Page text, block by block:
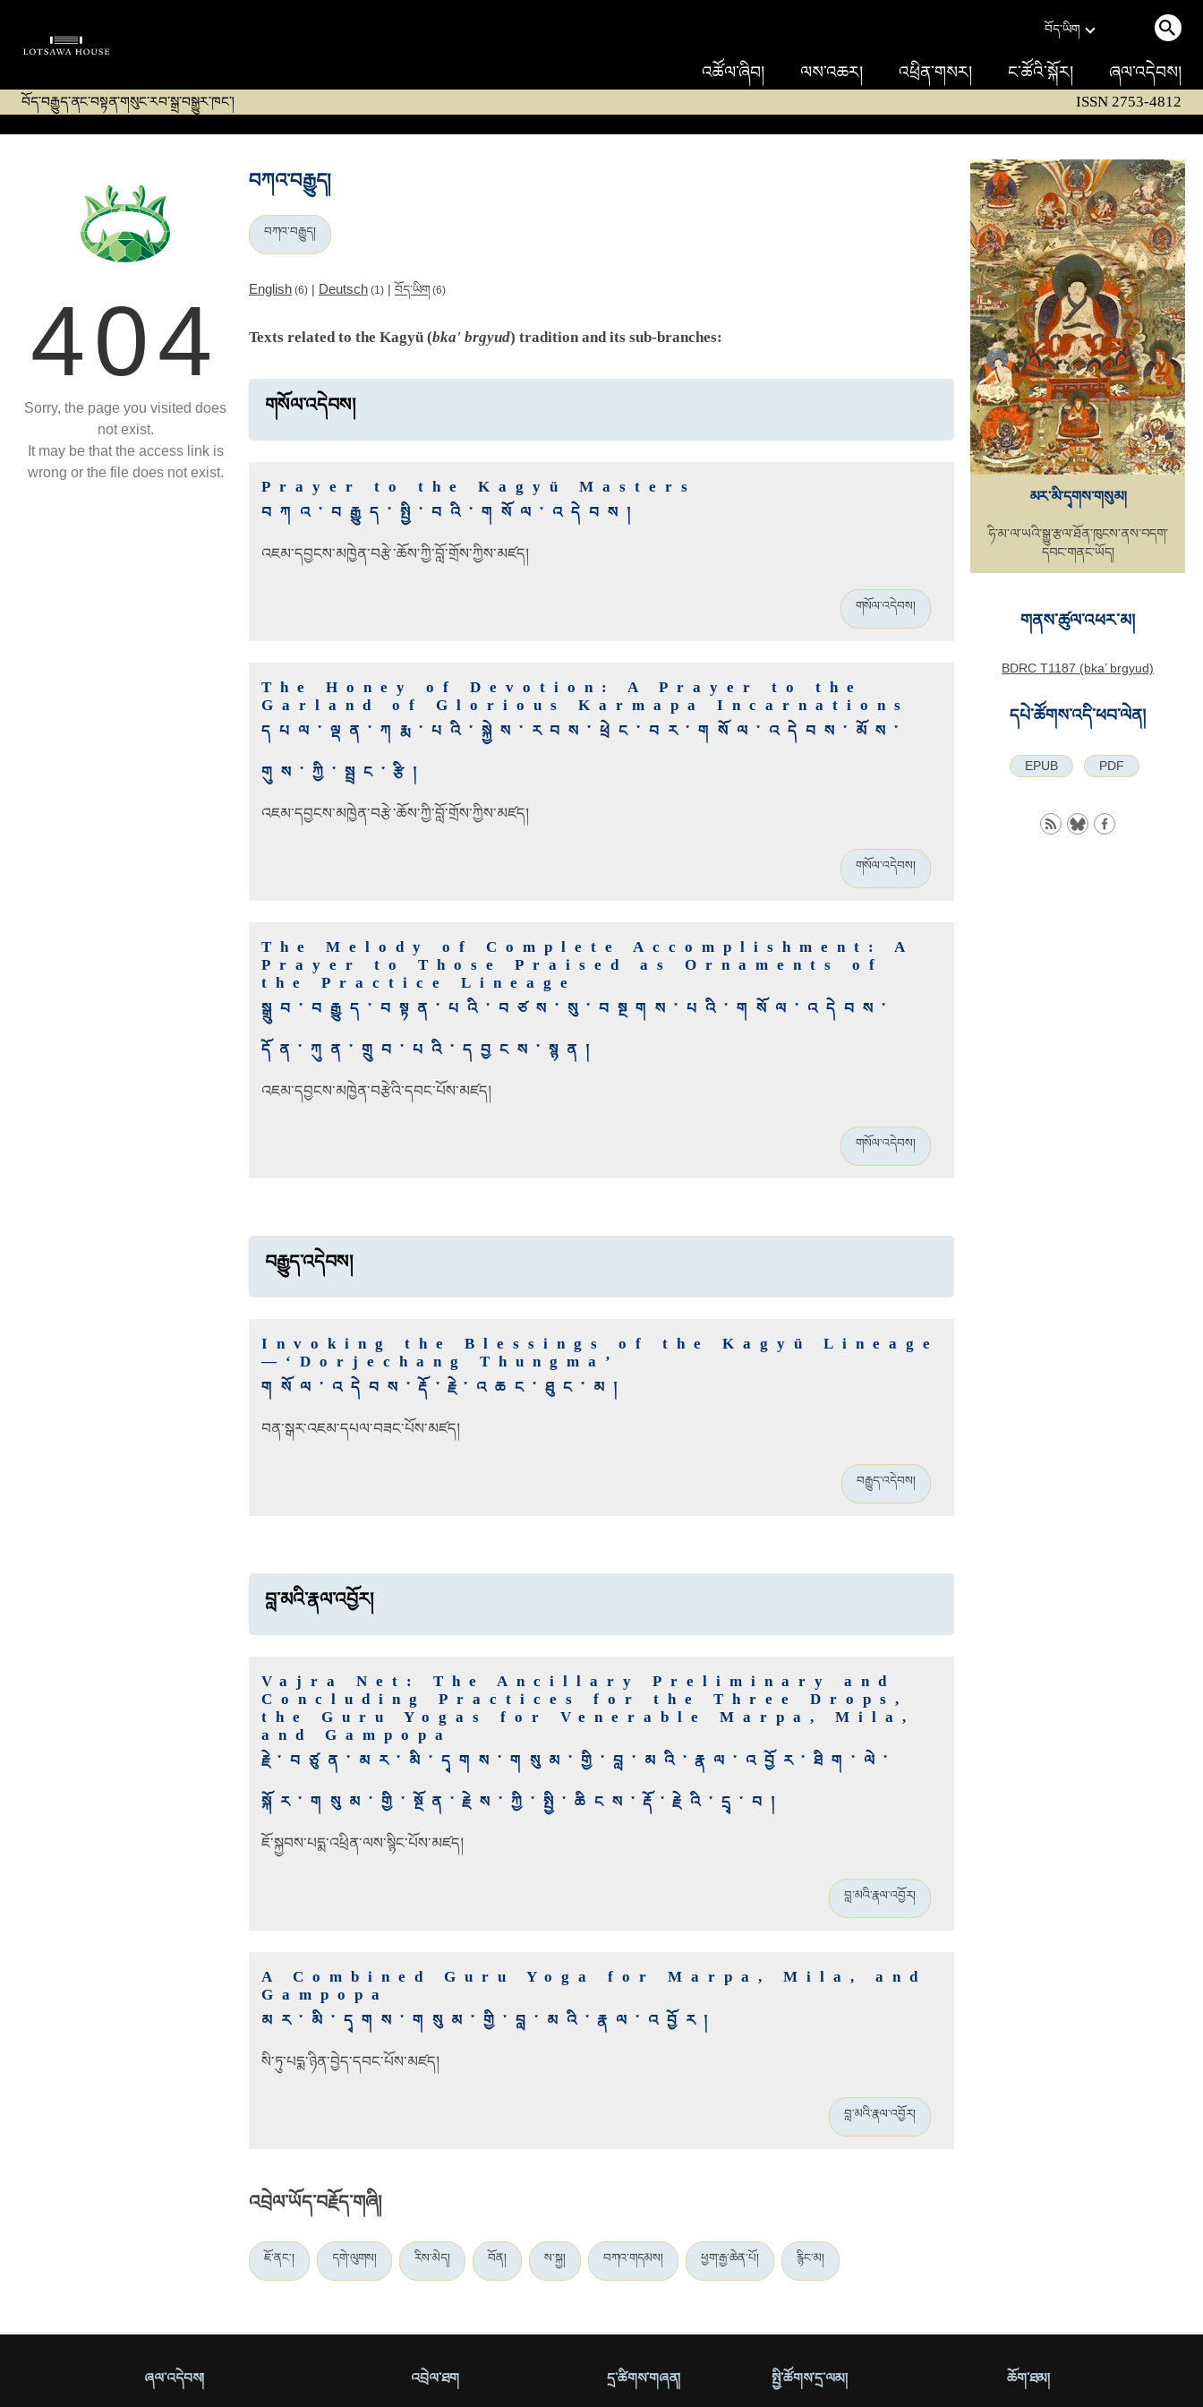
བོད་ཡིག
འཚོལ་ཞིབ། ལས་འཆར། འཕྲིན་གསར། ང་ཚོའི་སྐོར། ཞལ་འདེབས།
བོད་བརྒྱུད་ནང་བསྟན་གསུང་རབ་སྒྲ་བསྒྱུར་ཁང་། ISSN 2753-4812
404
Sorry, the page you visited does
not exist.
It may be that the access link is
wrong or the file does not exist.
བཀའ་བརྒྱུད།
བཀའ་བརྒྱུད།
English (6) | Deutsch (1) | བོད་ཡིག (6)
Texts related to the Kagyü (bka' brgyud) tradition and its sub-branches:
གསོལ་འདེབས།
Prayer to the Kagyü Masters
བཀའ་བརྒྱུད་སྤྱི་བའི་གསོལ་འདེབས།
འཇམ་དབྱངས་མཁྱེན་བརྩེ་ཆོས་ཀྱི་བློ་གྲོས་ཀྱིས་མཛད།
གསོལ་འདེབས།
The Honey of Devotion: A Prayer to the
Garland of Glorious Karmapa Incarnations
དཔལ་ལྡན་ཀརྨ་པའི་སྐྱེས་རབས་ཕྲེང་བར་གསོལ་འདེབས་མོས་
གུས་ཀྱི་སྦྲང་རྩི།
འཇམ་དབྱངས་མཁྱེན་བརྩེ་ཆོས་ཀྱི་བློ་གྲོས་ཀྱིས་མཛད།
གསོལ་འདེབས།
The Melody of Complete Accomplishment: A
Prayer to Those Praised as Ornaments of
the Practice Lineage
སྒྲུབ་བརྒྱུད་བསྟན་པའི་བཙས་སུ་བསྔགས་པའི་གསོལ་འདེབས་
དོན་ཀུན་གྲུབ་པའི་དབྱངས་སྙན།
འཇམ་དབྱངས་མཁྱེན་བརྩེའི་དབང་པོས་མཛད།
གསོལ་འདེབས།
བརྒྱུད་འདེབས།
Invoking the Blessings of the Kagyü Lineage
—‘Dorjechang Thungma’
གསོལ་འདེབས་རྡོ་རྗེ་འཆང་ཐུང་མ།
བན་སྒར་འཇམ་དཔལ་བཟང་པོས་མཛད།
བརྒྱུད་འདེབས།
བླ་མའི་རྣལ་འབྱོར།
Vajra Net: The Ancillary Preliminary and
Concluding Practices for the Three Drops,
the Guru Yogas for Venerable Marpa, Mila,
and Gampopa
རྗེ་བཙུན་མར་མི་དྭགས་གསུམ་གྱི་བླ་མའི་རྣལ་འབྱོར་ཐིག་ལེ་
སྐོར་གསུམ་གྱི་སྔོན་རྗེས་ཀྱི་སྤྱི་ཆིངས་རྡོ་རྗེའི་དྲྭ་བ།
ཇོ་སྐྱབས་པདྨ་འཕྲིན་ལས་སྙིང་པོས་མཛད།
བླ་མའི་རྣལ་འབྱོར།
A Combined Guru Yoga for Marpa, Mila, and
Gampopa
མར་མི་དྭགས་གསུམ་གྱི་བླ་མའི་རྣལ་འབྱོར།
སི་ཏུ་པདྨ་ཉིན་བྱེད་དབང་པོས་མཛད།
བླ་མའི་རྣལ་འབྱོར།
འབྲེལ་ཡོད་བརྗོད་གཞི།
ཇོ་ནང་། དགེ་ལུགས། རིས་མེད། བོན། ས་སྐྱ། བཀའ་གདམས། ཕྱག་རྒྱ་ཆེན་པོ། རྙིང་མ།
མར་མི་དྭགས་གསུམ།
ཧི་མ་ལ་ཡའི་སྒྱུ་རྩལ་ཐོན་ཁུངས་ནས་བདག་
དབང་གནང་ཡོད།
གནས་ཚུལ་འཕར་མ།
BDRC T1187 (bka’ brgyud)
དཔེ་ཚོགས་འདི་ཕབ་ལེན།
EPUB PDF
ཞལ་འདེབས། འབྲེལ་ཐག དྲ་ཚིགས་གཞན། སྤྱི་ཚོགས་དྲ་ལམ། ཆོག་ཐམ།